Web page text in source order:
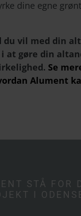
dine egne
du vil med din
at gøre din
Se
Alument
STÅ FOR
I